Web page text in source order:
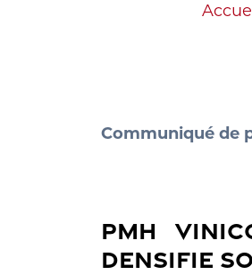
Communiqué de
PMH
DENSIFIE